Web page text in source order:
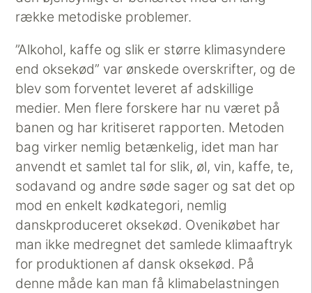
række metodiske problemer.
”Alkohol, kaffe og slik er større klimasyndere
end oksekød” var ønskede overskrifter, og de
blev som forventet leveret af adskillige
medier. Men flere forskere har nu været på
banen og har kritiseret rapporten. Metoden
bag virker nemlig betænkelig, idet man har
anvendt et samlet tal for slik, øl, vin, kaffe, te,
sodavand og andre søde sager og sat det op
mod en enkelt kødkategori, nemlig
danskproduceret oksekød. Ovenikøbet har
man ikke medregnet det samlede klimaaftryk
for produktionen af dansk oksekød. På
denne måde kan man få klimabelastningen